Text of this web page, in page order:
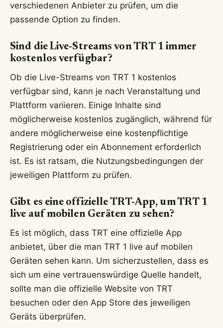
verschiedenen Anbieter zu prüfen, um die
passende Option zu finden.
Sind die Live-Streams von TRT 1 immer
kostenlos verfügbar?
Ob die Live-Streams von TRT 1 kostenlos
verfügbar sind, kann je nach Veranstaltung und
Plattform variieren. Einige Inhalte sind
möglicherweise kostenlos zugänglich, während für
andere möglicherweise eine kostenpflichtige
Registrierung oder ein Abonnement erforderlich
ist. Es ist ratsam, die Nutzungsbedingungen der
jeweiligen Plattform zu prüfen.
Gibt es eine offizielle TRT-App, um TRT 1
live auf mobilen Geräten zu sehen?
Es ist möglich, dass TRT eine offizielle App
anbietet, über die man TRT 1 live auf mobilen
Geräten sehen kann. Um sicherzustellen, dass es
sich um eine vertrauenswürdige Quelle handelt,
sollte man die offizielle Website von TRT
besuchen oder den App Store des jeweiligen
Geräts überprüfen.